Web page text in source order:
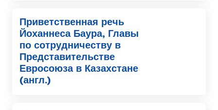
Приветственная речь
Йоханнеса Баура, Главы
по сотрудничеству в
Представительстве
Евросоюза в Казахстане
(англ.)